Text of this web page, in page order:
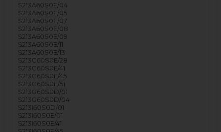
S213A60S0E/04
S213A60S0E/05
S213A60S0E/07
S213A60S0E/08
S213A60S0E/09
S213A60S0E/11
S213A60S0E/13
S213C60S0E/28
S213C60S0E/41
S213C60S0E/45
S213C60S0E/51
S213G60S0D/01
S213G60S0D/04
S213I60S0D/01
S213I60S0E/01
S213I60S0E/41